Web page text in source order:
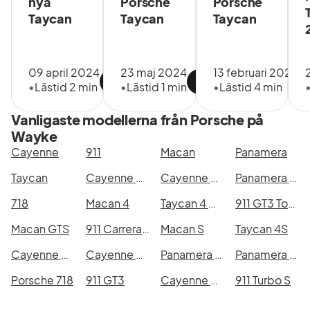
Taycan
09 april 2024
•Lästid 2 min
Taycan
23 maj 2024
•Lästid 1 min
Taycan
13 februari 2024
•Lästid 4 min
Vanligaste modellerna från Porsche på
Wayke
Cayenne 911 Macan
Panamera
Taycan
Cayenne E-Hybrid Cayenne E-Hybrid Coupé
Panamera 4 E-Hybrid
718
Macan 4 Taycan 4 Cross Turismo
911 GT3 Touring
Macan GTS
911 Carrera 4 GTS Macan S
Taycan 4S
Cayenne Coupé E-Hybrid
Cayenne S E-Hybrid Panamera 4S E-Hybrid
Panamera 4 E-Hybrid Sport Turismo
Porsche 718
911 GT3 Cayenne Diesel 911 Turbo S